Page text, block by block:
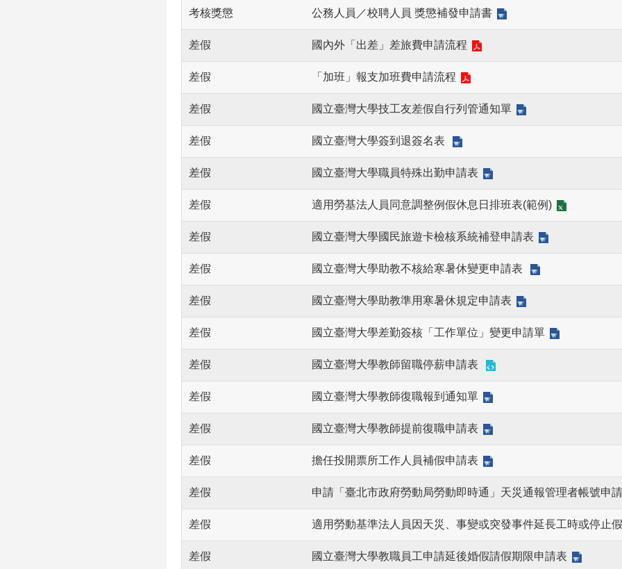
考核獎懲 公務人員／校聘人員 獎懲補發申請書
差假 國內外「出差」差旅費申請流程
差假 「加班」報支加班費申請流程
差假 國立臺灣大學技工友差假自行列管通知單
差假 國立臺灣大學簽到退簽名表
差假 國立臺灣大學職員特殊出勤申請表
差假 適用勞基法人員同意調整例假休息日排班表(範例)
差假 國立臺灣大學國民旅遊卡檢核系統補登申請表
差假 國立臺灣大學助教不核給寒暑休變更申請表
差假 國立臺灣大學助教準用寒暑休規定申請表
差假 國立臺灣大學差勤簽核「工作單位」變更申請單
差假 國立臺灣大學教師留職停薪申請表
差假 國立臺灣大學教師復職報到通知單
差假 國立臺灣大學教師提前復職申請表
差假 擔任投開票所工作人員補假申請表
差假 申請「臺北市政府勞動局勞動即時通」天災通報管理者帳號申
差假 適用勞動基準法人員因天災、事變或突發事件延長工時或停止
差假 國立臺灣大學教職員工申請延後婚假請假期限申請表